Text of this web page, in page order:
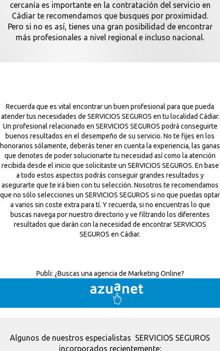
cercanía es importante en la contratación del servicio en
Cádiar te recomendamos que busques por proximidad.
Pero si no es así, tienes una gran posibilidad de encontrar
más profesionales a nivel regional e incluso nacional.
Recuerda que es vital encontrar un buen profesional para que pueda
atender tus necesidades de SERVICIOS SEGUROS en tu localidad Cádiar.
Un profesional relacionado en SERVICIOS SEGUROS podrá conseguirte
buenos resultados en el desempeño de su servicio. No te fijes en los
honorarios sólamente, deberás tener en cuenta la experiencia, las ganas
que denotes de poder solucionarte tu necesidad así como la atención
recibida desde el inicio que solicitaste un SERVICIOS SEGUROS. En base
a todo estos aspectos podrás conseguir grandes resultados y
asegurarte que te irá bien con tu selección. Nosotros te recomendamos
que no sólo selecciones un SERVICIOS SEGUROS si no que puedas optar
a varios sin coste extra para tí. Y recuerda, si no encuentras lo que
buscas navega por nuestro directorio y ve filtrando los diferentes
resultados que darán con la necesidad de encontrar SERVICIOS
SEGUROS en Cádiar.
Publi: ¿Buscas una agencia de Marketing Online?
Algunos de nuestros especialistas SERVICIOS SEGUROS
incorporados recientemente: